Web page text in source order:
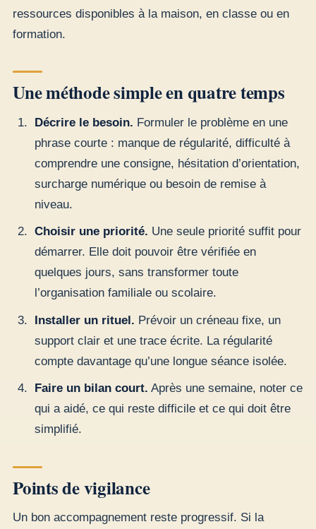
ressources disponibles à la maison, en classe ou en
formation.
Une méthode simple en quatre temps
Décrire le besoin. Formuler le problème en une
phrase courte : manque de régularité, difficulté à
comprendre une consigne, hésitation d’orientation,
surcharge numérique ou besoin de remise à
niveau.
Choisir une priorité. Une seule priorité suffit pour
démarrer. Elle doit pouvoir être vérifiée en
quelques jours, sans transformer toute
l’organisation familiale ou scolaire.
Installer un rituel. Prévoir un créneau fixe, un
support clair et une trace écrite. La régularité
compte davantage qu’une longue séance isolée.
Faire un bilan court. Après une semaine, noter ce
qui a aidé, ce qui reste difficile et ce qui doit être
simplifié.
Points de vigilance
Un bon accompagnement reste progressif. Si la